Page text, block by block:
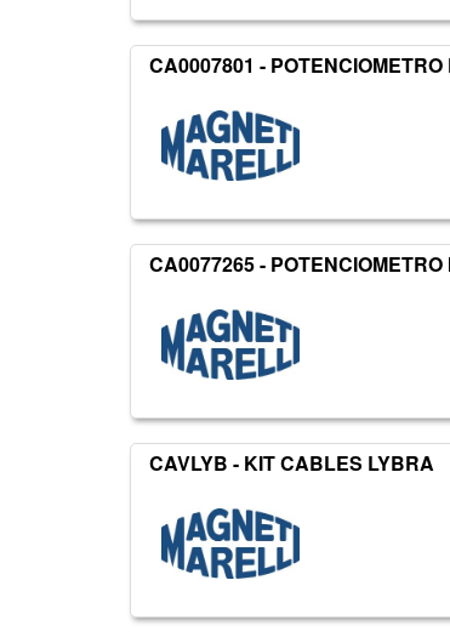
CA0007801 -
CA0077265 -
CAVLYB - KIT CABLES LYBRA